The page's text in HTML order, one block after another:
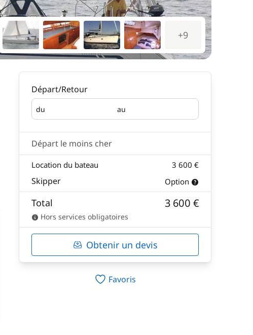
+9
Départ/Retour
du
Départ au
Retour
Départ le moins cher
Location du bateau 3 600 €
Skipper Option
Total 3 600 €
Hors services obligatoires
Obtenir un devis
Favoris